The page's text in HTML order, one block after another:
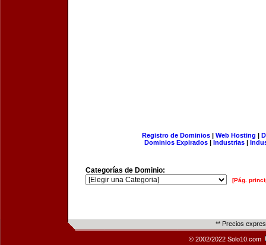
Registro de Dominios| Web Hosting |
Dominios Expirados | Industrias |
Categorías de Dominio:
[Pág.
** Precios
© 2002/2022 Solo10.com